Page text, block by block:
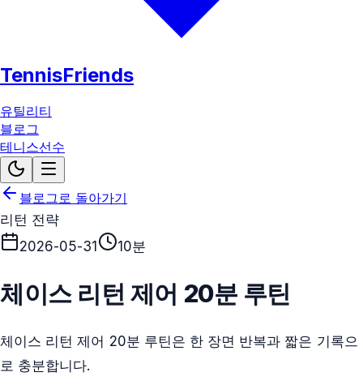
TennisFriends
유틸리티
블로그
테니스선수
블로그로 돌아가기
리턴 전략
2026-05-31
10분
체이스 리턴 제어 20분 루틴
체이스 리턴 제어 20분 루틴은 한 장면 반복과 짧은 기록으
로 충분합니다.